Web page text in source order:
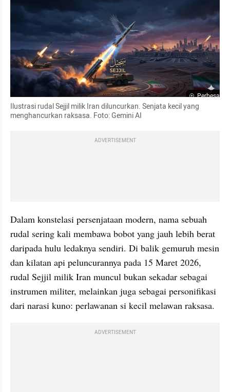
Perbesar
Ilustrasi rudal Sejjil milik Iran diluncurkan. Senjata kecil yang
menghancurkan raksasa. Foto: Gemini AI
ADVERTISEMENT
Dalam konstelasi persenjataan modern, nama sebuah
rudal sering kali membawa bobot yang jauh lebih berat
daripada hulu ledaknya sendiri. Di balik gemuruh mesin
dan kilatan api peluncurannya pada 15 Maret 2026,
rudal Sejjil milik Iran muncul bukan sekadar sebagai
instrumen militer, melainkan juga sebagai personifikasi
dari narasi kuno: perlawanan si kecil melawan raksasa.
ADVERTISEMENT